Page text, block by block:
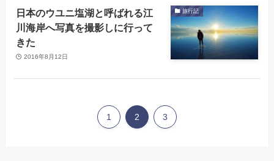
旅行記
日本のウユニ塩湖と呼ばれる江
川海岸へ写真を撮影しに行って
きた
2016年8月12日
1 2 3